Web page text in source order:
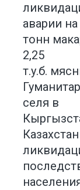
аварии
тонн
2,25
т.у.б.
селя в